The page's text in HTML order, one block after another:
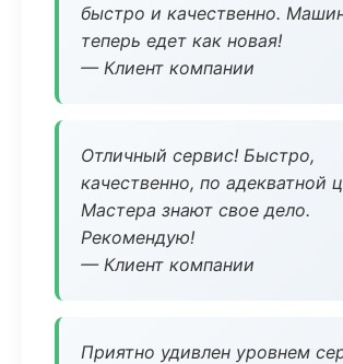
быстро и качественно.
теперь едет как новая!
— Клиент компании
Отличный сервис! Быстро,
качественно, по адекватной
Мастера знают свое дело.
Рекомендую!
— Клиент компании
Приятно удивлен уровнем